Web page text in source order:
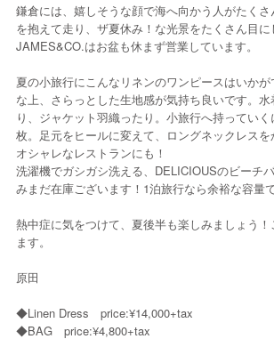
鎌倉には、嬉しそうな顔で海へ向かう人がたく
を抱えて走り、ザ夏休み！な光景をたくさん目に
JAMES&CO.はお盆も休まず営業しています。
夏の小旅行にこんなリネンのワンピースはいか
な上、さらっとした生地感が気持ち良いです。
り、ジャケット羽織ったり。小旅行へ持ってい
枚。足元をヒールに変えて、ロングネックレスを
オシャレなレストランにも！
洗濯機でガシガシ洗える、DELICIOUSのビーチ
みまだ在庫ございます！1泊旅行なら余裕な容量で
熱中症に気をつけて、夏後半も楽しみましょう
ます。
原田
◆Linen Dress price:¥14,000+tax
◆BAG price:¥4,800+tax